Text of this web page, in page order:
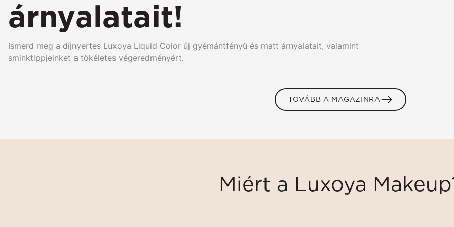
árnyalatait!
Ismerd meg a díjnyertes Luxoya Liquid Color új gyémántfényű és matt árnyalatait, valamint
sminktippjeinket a tökéletes végeredményért.
TOVÁBB A MAGAZINRA
Miért a Luxoya